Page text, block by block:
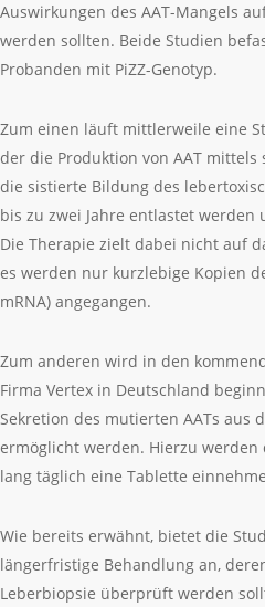
Auswirkungen des AAT-Mangels
werden sollten. Beide Studien
Probanden mit PiZZ-Genotyp.
Zum einen läuft mittlerweile eine
der die Produktion von AAT
die sistierte Bildung des
bis zu zwei Jahre entlastet
Die Therapie zielt dabei nicht auf
es werden nur kurzlebige Kopien
mRNA) angegangen.
Zum anderen wird in den
Firma Vertex in Deutschland
Sekretion des mutierten AATs aus
ermöglicht werden. Hierzu
lang täglich eine Tablette
Wie bereits erwähnt, bietet die
längerfristige Behandlung an,
Leberbiopsie überprüft werden